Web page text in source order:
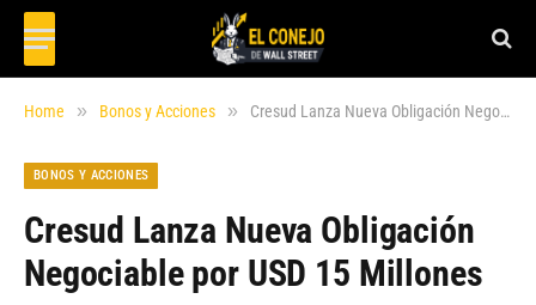
Home » Bonos y Acciones » Cresud Lanza Nueva Obligación Negociable por USD 15 Millones
BONOS Y ACCIONES
Cresud Lanza Nueva Obligación
Negociable por USD 15 Millones